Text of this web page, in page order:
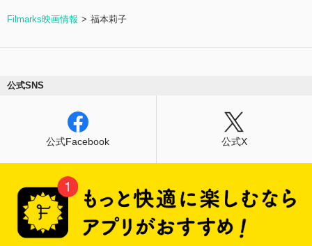
Filmarks映画情報 福本莉子
公式SNS
公式Facebook 公式X